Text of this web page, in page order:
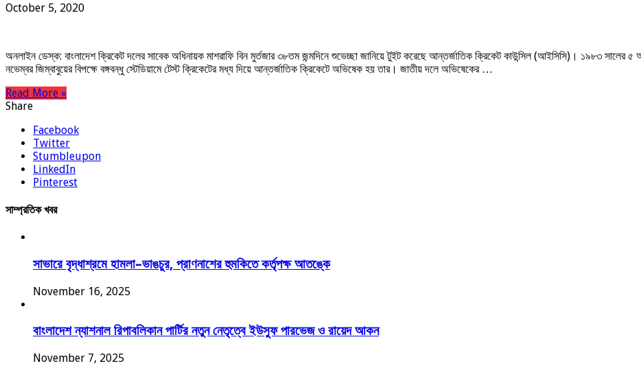
October 5, 2020
অনলাইন ডেস্ক: বাংলাদেশ ক্রিকেট দলের সাবেক অধিনায়ক মাশরাফি বিন মুর্তজার ৩৮তম জন্মদিনে শুভেচ্ছা জানিয়ে টুইট করেছে আন্তর্জাতিক ক্রিকেট কাউন্সিল (আইসিসি)। ১৯৮৩ সালের
নভেম্বর জিম্বাবুয়ের বিপক্ষে বঙ্গবন্ধু স্টেডিয়ামে টেস্ট ক্রিকেটের মধ্য দিয়ে আন্তর্জাতিক ক্রিকেটে অভিষেক হয় তার। জাতীয় দলে অভিষেকের …
Read More »
Share
Facebook
Twitter
Stumbleupon
LinkedIn
Pinterest
সাম্প্রতিক খবর
সাভারে বৃদ্ধাশ্রমে হামলা–ভাঙচুর, প্রাণনাশের হুমকিতে কর্তৃপক্ষ আতঙ্কে
November 16, 2025
বাংলাদেশ ন্যাশনাল রিপাবলিকান পার্টির নতুন নেতৃত্বে ইউসুফ পারভেজ ও রায়েদ আকন
November 7, 2025